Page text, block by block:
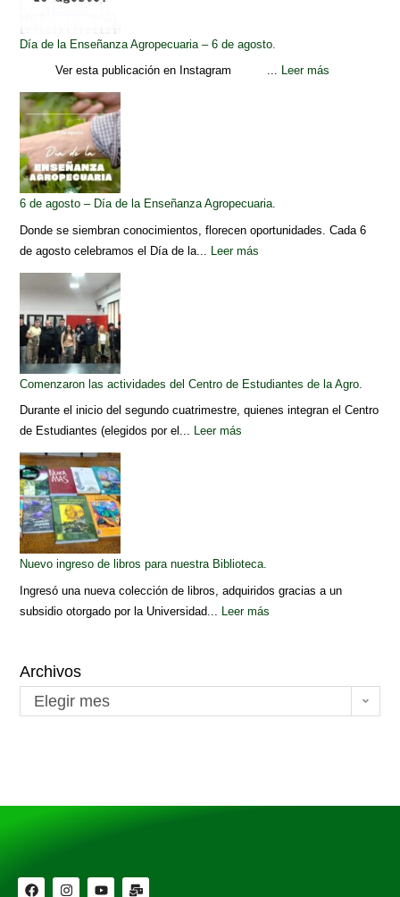
Día de la Enseñanza Agropecuaria – 6 de agosto.
Ver esta publicación en Instagram ... Leer más
6 de agosto – Día de la Enseñanza Agropecuaria.
Donde se siembran conocimientos, florecen oportunidades. Cada 6
de agosto celebramos el Día de la...
Leer más
Comenzaron las actividades del Centro de Estudiantes de la Agro.
Durante el inicio del segundo cuatrimestre, quienes integran el Centro
de Estudiantes (elegidos por el... Leer más
Nuevo ingreso de libros para nuestra Biblioteca.
Ingresó una nueva colección de libros, adquiridos gracias a un
subsidio otorgado por la Universidad...
Leer más
Archivos
Elegir mes